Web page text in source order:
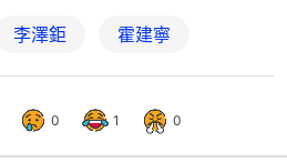
李澤鉅 霍建寧
0 1 0